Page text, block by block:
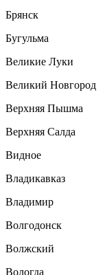
Брянск
Бугульма
Великие Луки
Великий Новгород
Верхняя Пышма
Верхняя Салда
Видное
Владикавказ
Владимир
Волгодонск
Волжский
Вологда